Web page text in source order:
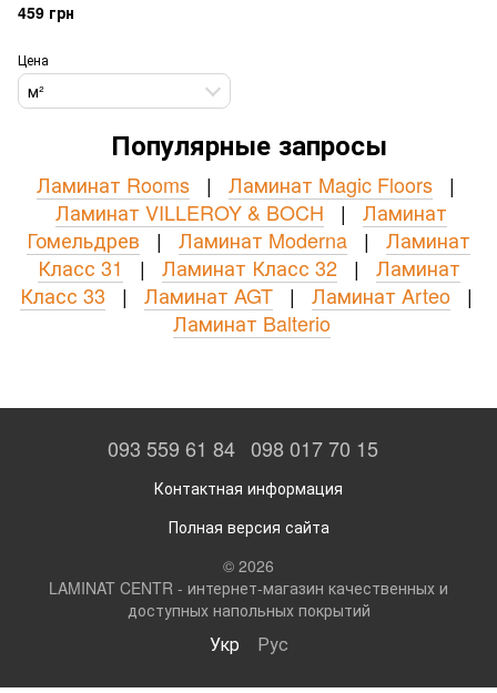
459 грн
Цена
м²
Популярные запросы
Ламинат Rooms | Ламинат Magic Floors |
Ламинат VILLEROY & BOCH | Ламинат
Гомельдрев | Ламинат Moderna | Ламинат
Класс 31 | Ламинат Класс 32| Ламинат
Класс 33 | Ламинат AGT| Ламинат Arteo|
Ламинат Balterio
093 559 61 84 098 017 70 15
Контактная информация
Полная версия сайта
© 2026
LAMINAT CENTR - интернет-магазин качественных и
доступных напольных покрытий
Укр Рус